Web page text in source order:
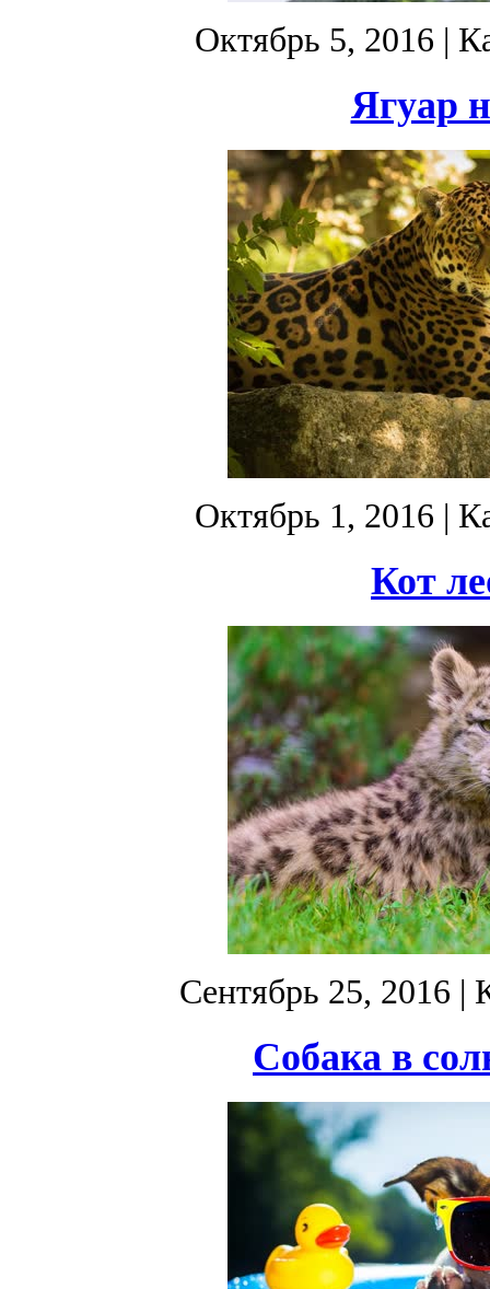
Октябрь 5, 2016 |
Ягуар
Октябрь 1, 2016 |
Кот
Сентябрь 25, 2016 |
Собака в